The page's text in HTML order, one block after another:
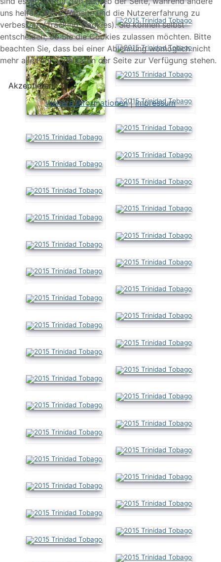
uns helfen, diese Website und die Nutzererfahrung zu
verbessern (Tracking Cookies). Sie können selbst
entscheiden, ob Sie die Cookies zulassen möchten. Bitte
beachten Sie, dass bei einer Ablehnung womöglich nicht
mehr alle Funktionalitäten der Seite zur Verfügung stehen.
Akzeptieren
Weitere Informationen|Impressum